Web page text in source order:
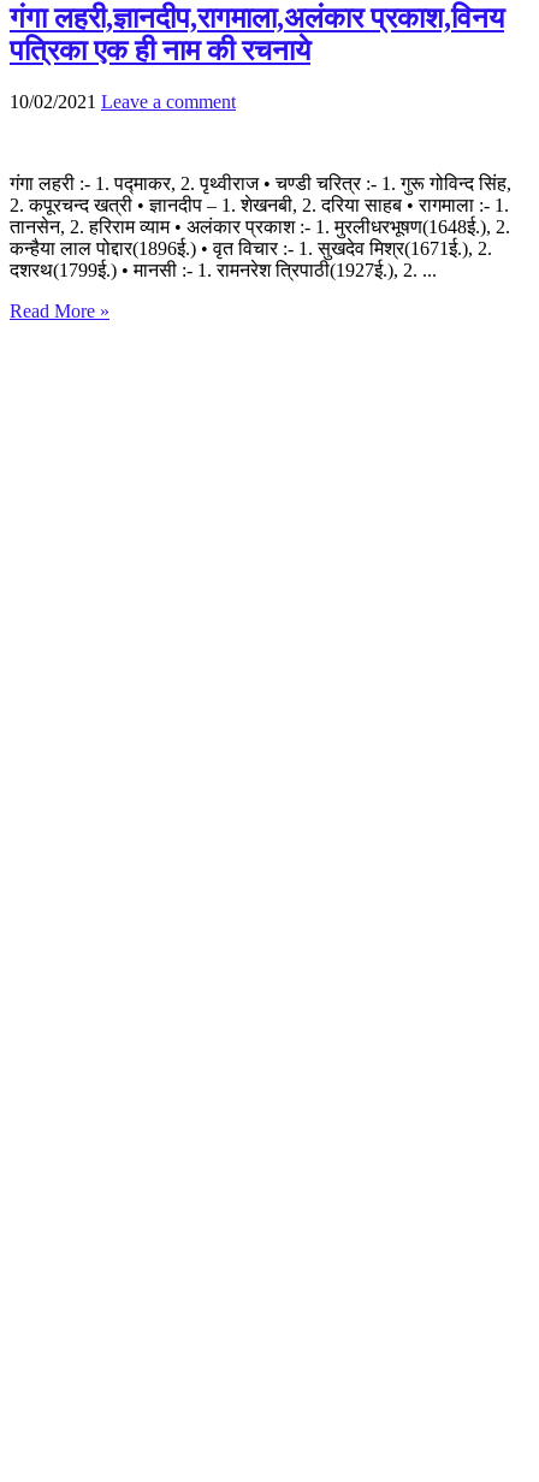
गंगा लहरी,ज्ञानदीप,रागमाला,अलंकार प्रकाश,विनय
पत्रिका एक ही नाम की रचनाये
10/02/2021 Leave a comment
गंगा लहरी :- 1. पद्माकर, 2. पृथ्वीराज • चण्डी चरित्र :- 1. गुरू गोविन्द सिंह,
2. कपूरचन्द खत्री • ज्ञानदीप – 1. शेखनबी, 2. दरिया साहब • रागमाला :- 1.
तानसेन, 2. हरिराम व्याम • अलंकार प्रकाश :- 1. मुरलीधरभूषण(1648ई.), 2.
कन्हैया लाल पोद्दार(1896ई.) • वृत विचार :- 1. सुखदेव मिश्र(1671ई.), 2.
दशरथ(1799ई.) • मानसी :- 1. रामनरेश त्रिपाठी(1927ई.), 2. ...
Read More »